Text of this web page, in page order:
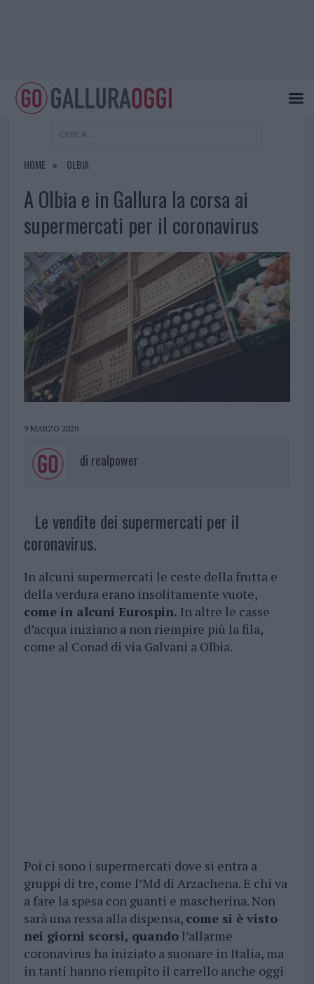
HOME OLBIA
A Olbia e in Gallura la corsa ai
supermercati per il coronavirus
9 MARZO 2020
di realpower
Le vendite dei supermercati per il
coronavirus.
In alcuni supermercati le ceste della frutta e
della verdura erano insolitamente vuote,
come in alcuni Eurospin. In altre le casse
d’acqua iniziano a non riempire più la fila,
come al Conad di via Galvani a Olbia.
Poi ci sono i supermercati dove si entra a
gruppi di tre, come l’Md di Arzachena. E chi va
a fare la spesa con guanti e mascherina. Non
sarà una ressa alla dispensa, come si è visto
nei giorni scorsi, quandol’allarme
coronavirus ha iniziato a suonare in Italia, ma
in tanti hanno riempito il carrello anche oggi